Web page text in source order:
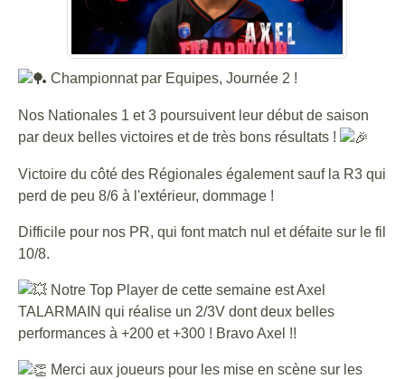
Championnat par Equipes, Journée 2 !
Nos Nationales 1 et 3 poursuivent leur début de saison
par deux belles victoires et de très bons résultats !
Victoire du côté des Régionales également sauf la R3 qui
perd de peu 8/6 à l'extérieur, dommage !
Difficile pour nos PR, qui font match nul et défaite sur le fil
10/8.
Notre Top Player de cette semaine est Axel
TALARMAIN qui réalise un 2/3V dont deux belles
performances à +200 et +300 ! Bravo Axel !!
Merci aux joueurs pour les mise en scène sur les